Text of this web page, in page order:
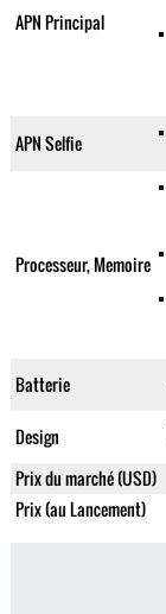
APN Principal
APN Selfie
Processeur, Memoire
Batterie
Design
Prix du marché (USD)
Prix (au Lancement)